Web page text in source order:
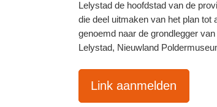
Lelystad de hoofdstad van de
die deel uitmaken van het plan tot
genoemd naar de grondlegger
Lelystad, Nieuwland
Link aanmelden